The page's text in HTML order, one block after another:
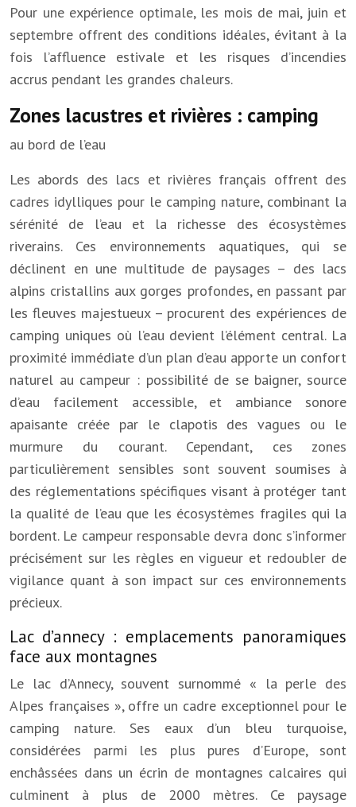
Pour une expérience optimale, les mois de mai, juin et
septembre offrent des conditions idéales, évitant à la
fois l’affluence estivale et les risques d’incendies
accrus pendant les grandes chaleurs.
Zones lacustres et rivières : camping
au bord de l’eau
Les abords des lacs et rivières français offrent des
cadres idylliques pour le camping nature, combinant la
sérénité de l’eau et la richesse des écosystèmes
riverains. Ces environnements aquatiques, qui se
déclinent en une multitude de paysages – des lacs
alpins cristallins aux gorges profondes, en passant par
les fleuves majestueux – procurent des expériences de
camping uniques où l’eau devient l’élément central. La
proximité immédiate d’un plan d’eau apporte un confort
naturel au campeur : possibilité de se baigner, source
d’eau facilement accessible, et ambiance sonore
apaisante créée par le clapotis des vagues ou le
murmure du courant. Cependant, ces zones
particulièrement sensibles sont souvent soumises à
des réglementations spécifiques visant à protéger tant
la qualité de l’eau que les écosystèmes fragiles qui la
bordent. Le campeur responsable devra donc s’informer
précisément sur les règles en vigueur et redoubler de
vigilance quant à son impact sur ces environnements
précieux.
Lac d’annecy : emplacements panoramiques
face aux montagnes
Le lac d’Annecy, souvent surnommé « la perle des
Alpes françaises », offre un cadre exceptionnel pour le
camping nature. Ses eaux d’un bleu turquoise,
considérées parmi les plus pures d’Europe, sont
enchâssées dans un écrin de montagnes calcaires qui
culminent à plus de 2000 mètres. Ce paysage